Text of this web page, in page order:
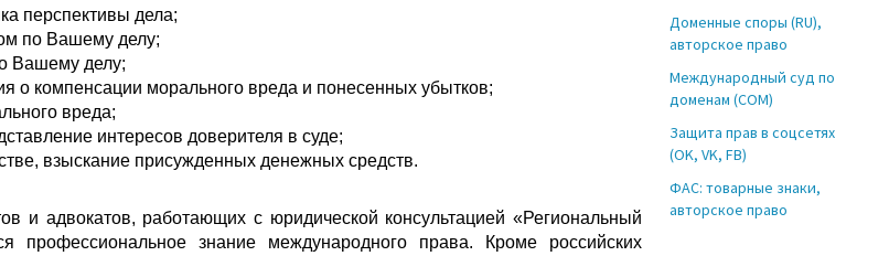
перспективы дела;
по Вашему делу;
Вашему делу;
о компенсации морального вреда и понесенных убытков;
вреда;
интересов доверителя в суде;
взыскание присужденных денежных средств.
адвокатов, работающих с юридической консультацией «Региональный
профессиональное знание международного права. Кроме российских
Доменные споры (RU),
авторское право
Международный суд по
доменам (COM)
Защита прав в соцсетях
(OK, VK, FB)
ФАС: товарные знаки,
авторское право